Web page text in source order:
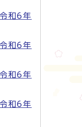
和6年
和6年
和6年
和6年